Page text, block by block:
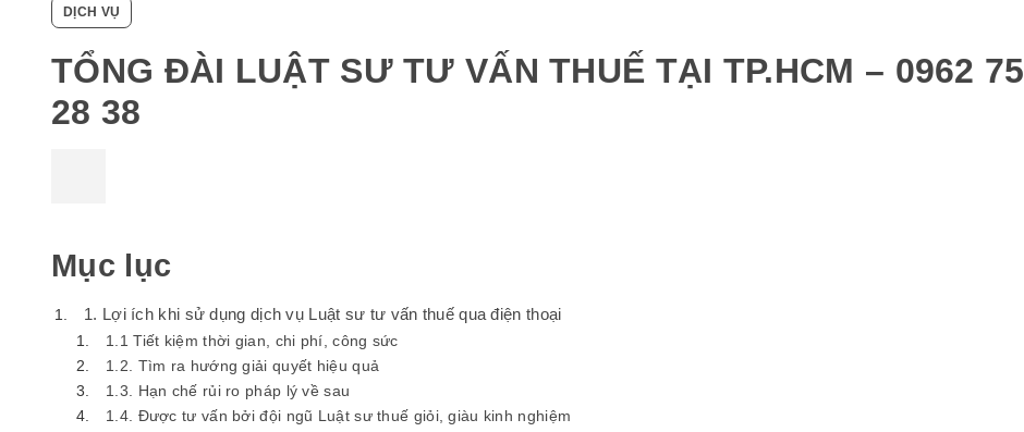
DỊCH VỤ
TỔNG ĐÀI LUẬT SƯ TƯ VẤN THUẾ TẠI TP.HCM – 0962 75
28 38
Mục lục
1. Lợi ích khi sử dụng dịch vụ Luật sư tư vấn thuế qua điện thoại
1.1 Tiết kiệm thời gian, chi phí, công sức
1.2. Tìm ra hướng giải quyết hiệu quả
1.3. Hạn chế rủi ro pháp lý về sau
1.4. Được tư vấn bởi đội ngũ Luật sư thuế giỏi, giàu kinh nghiệm